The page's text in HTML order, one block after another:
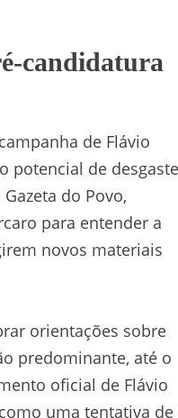
candidatura
de Flávio
potencial de desgaste
do Povo,
para entender a
novos materiais
orientações sobre
predominante, até o
oficial de Flávio
uma tentativa de